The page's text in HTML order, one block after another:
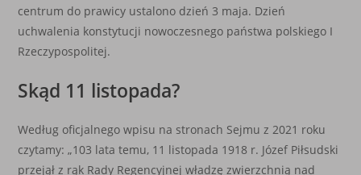
centrum do prawicy ustalono dzień 3 maja. Dzień
uchwalenia konstytucji nowoczesnego państwa polskiego I
Rzeczypospolitej.
Skąd 11 listopada?
Według oficjalnego wpisu na stronach Sejmu z 2021 roku
czytamy: „103 lata temu, 11 listopada 1918 r. Józef Piłsudski
przejął z rąk Rady Regencyjnej władzę zwierzchnią nad